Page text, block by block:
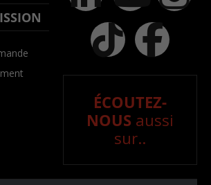
ÉCOUTEZ-
NOUS aussi
sur..